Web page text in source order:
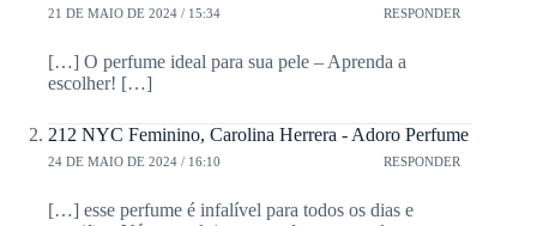
21 DE MAIO DE 2024 / 15:34 RESPONDER
[…] O perfume ideal para sua pele – Aprenda a
escolher! […]
212 NYC Feminino, Carolina Herrera - Adoro Perfume
24 DE MAIO DE 2024 / 16:10 RESPONDER
[…] esse perfume é infalível para todos os dias e